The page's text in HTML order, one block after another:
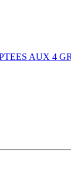
AUX 4